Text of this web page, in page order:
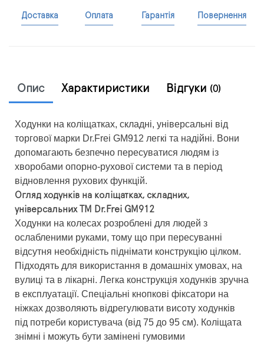
Доставка Оплата Гарантія Повернення
Опис Характиристики Відгуки (0)
Ходунки на коліщатках, складні, універсальні від
торгової марки Dr.Frei GM912 легкі та надійні. Вони
допомагають безпечно пересуватися людям із
хворобами опорно-рухової системи та в період
відновлення рухових функцій.
Огляд ходунків на коліщатках, складних,
універсальних ТМ Dr.Frei GM912
Ходунки на колесах розроблені для людей з
ослабленими руками, тому що при пересуванні
відсутня необхідність піднімати конструкцію цілком.
Підходять для використання в домашніх умовах, на
вулиці та в лікарні. Легка конструкція ходунків зручна
в експлуатації. Спеціальні кнопкові фіксатори на
ніжках дозволяють відрегулювати висоту ходунків
під потреби користувача (від 75 до 95 см). Коліщата
знімні і можуть бути замінені гумовими